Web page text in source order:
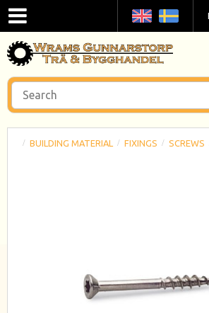
BUILDING MATERIAL FIXINGS SCREWS